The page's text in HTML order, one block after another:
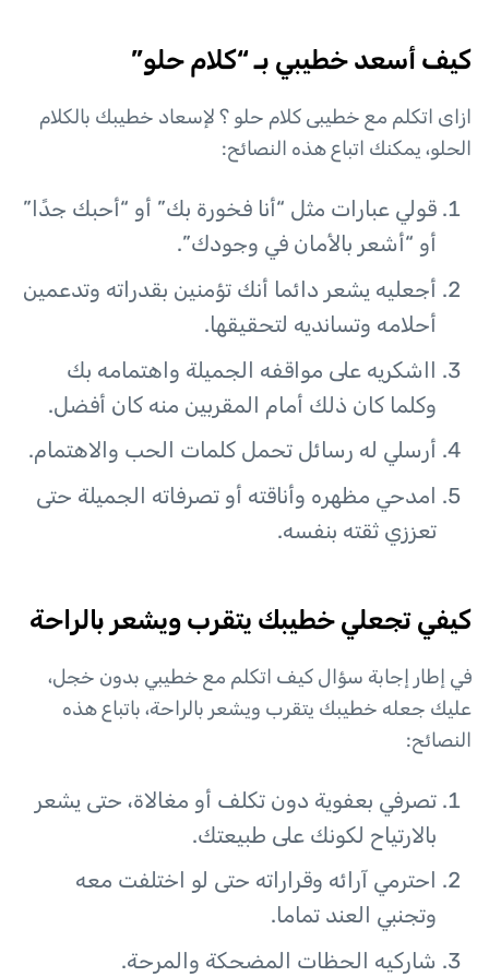
كيف أسعد خطيبي بـ “كلام حلو”
ازاى اتكلم مع خطيبى كلام حلو ؟ لإسعاد خطيبك بالكلام
الحلو، يمكنك اتباع هذه النصائح:
قولي عبارات مثل “أنا فخورة بك” أو “أحبك جدًا”
أو “أشعر بالأمان في وجودك”.
أجعليه يشعر دائما أنك تؤمنين بقدراته وتدعمين
أحلامه وتسانديه لتحقيقها.
ااشكريه على مواقفه الجميلة واهتمامه بك
وكلما كان ذلك أمام المقربين منه كان أفضل.
أرسلي له رسائل تحمل كلمات الحب والاهتمام.
امدحي مظهره وأناقته أو تصرفاته الجميلة حتى
تعززي ثقته بنفسه.
كيفي تجعلي خطيبك يتقرب ويشعر بالراحة
في إطار إجابة سؤال كيف اتكلم مع خطيبي بدون خجل،
عليك جعله خطيبك يتقرب ويشعر بالراحة، باتباع هذه
النصائح:
تصرفي بعفوية دون تكلف أو مغالاة، حتى يشعر
بالارتياح لكونك على طبيعتك.
احترمي آرائه وقراراته حتى لو اختلفت معه
وتجنبي العند تماما.
شاركيه الحظات المضحكة والمرحة.